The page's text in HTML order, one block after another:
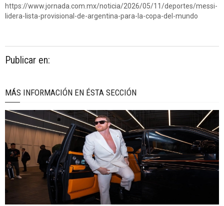
https://www.jornada.com.mx/noticia/2026/05/11/deportes/messi-
lidera-lista-provisional-de-argentina-para-la-copa-del-mundo
Publicar en:
MÁS INFORMACIÓN EN ÉSTA SECCIÓN